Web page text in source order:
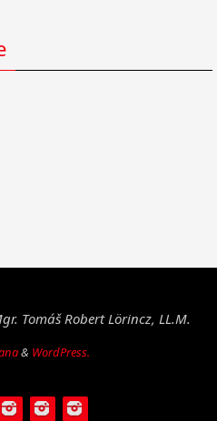
Tomáš Robert Lörincz, LL.M.
& WordPress.